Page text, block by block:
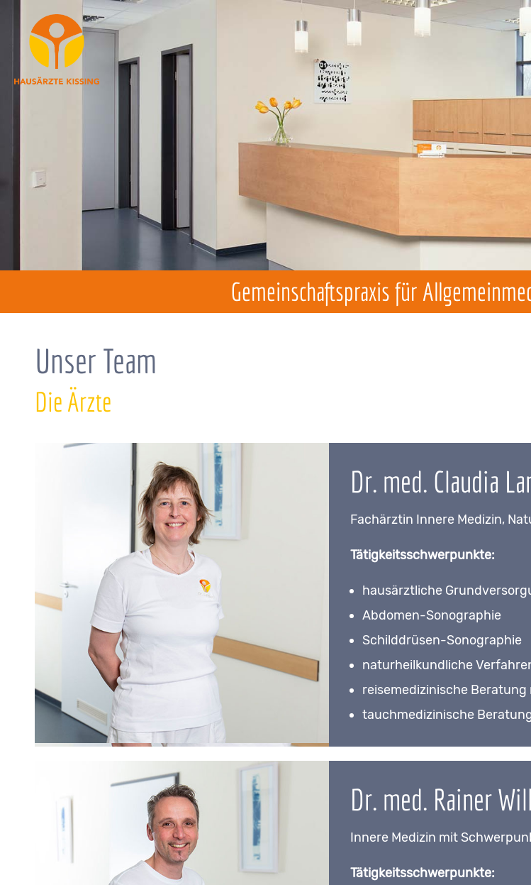
Gemeinschaftspraxis für
Unser Team
Die Ärzte
Dr. med. Claudia
Fachärztin Innere Medizin,
Tätigkeitsschwerpunkte:
hausärztliche
Abdomen-Sonographie
Schilddrüsen-Sonographie
naturheilkundliche
reisemedizinische
tauchmedizinische
Dr. med. Rainer
Innere Medizin mit
Tätigkeitsschwerpunkte: